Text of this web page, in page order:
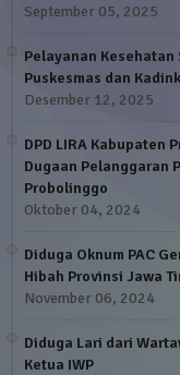
September 05, 2025
Pelayanan
Puskesmas dan
Desember 12, 2025
DPD LIRA Kabupaten
Dugaan Pelanggaran
Probolinggo
Oktober 04, 2024
Diduga Oknum PAC
Hibah Provinsi Jawa
November 06, 2024
Diduga Lari dari
Ketua IWP